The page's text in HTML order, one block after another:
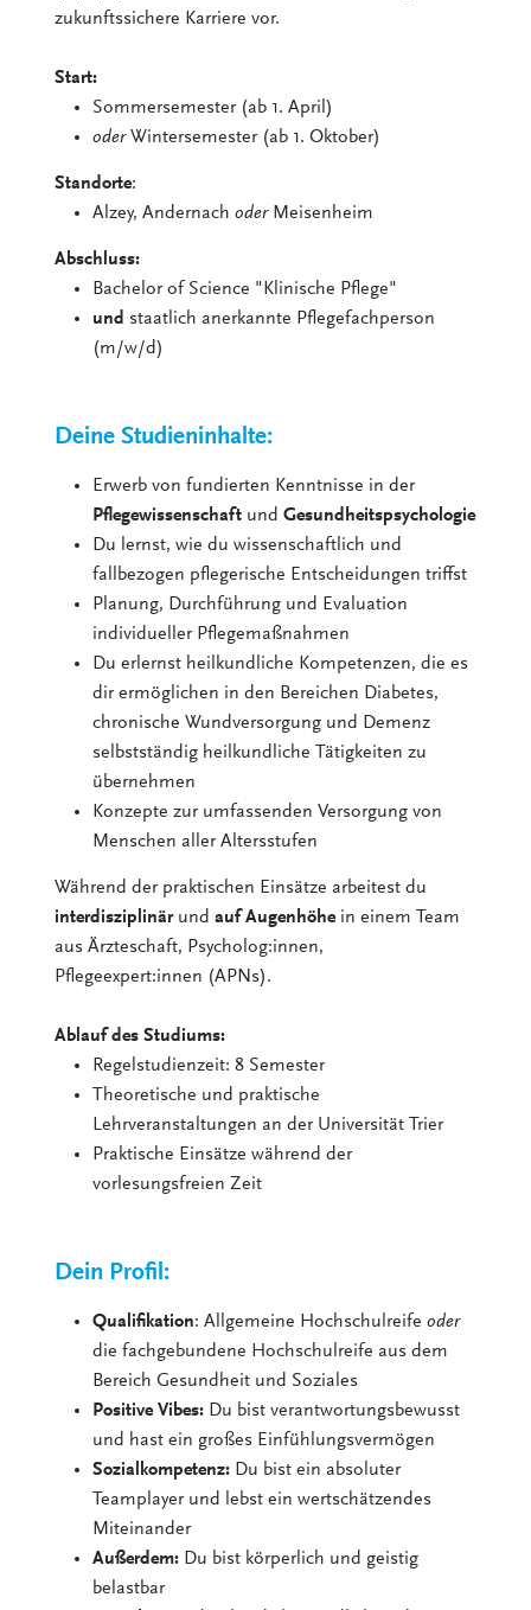
zukunftssichere Karriere vor.
Start:
Sommersemester (ab 1. April)
oderWintersemester (ab 1. Oktober)
Standorte:
Alzey, Andernachoder Meisenheim
Abschluss:
Bachelor of Science "Klinische Pflege"
und staatlich anerkannte Pflegefachperson
(m/w/d)
Deine Studieninhalte:
Erwerb von fundierten Kenntnisse in der
Pflegewissenschaft undGesundheitspsychologie
Du lernst, wie du wissenschaftlich und
fallbezogen pflegerische Entscheidungen triffst
Planung, Durchführung und Evaluation
individueller Pflegemaßnahmen
Du erlernst heilkundliche Kompetenzen, die es
dir ermöglichen in den Bereichen Diabetes,
chronische Wundversorgung und Demenz
selbstständig heilkundliche Tätigkeiten zu
übernehmen
Konzepte zur umfassenden Versorgung von
Menschen aller Altersstufen
Während der praktischen Einsätze arbeitest du
interdisziplinär undauf Augenhöhein einem Team
aus Ärzteschaft, Psycholog:innen,
Pflegeexpert:innen (APNs).
Ablauf des Studiums:
Regelstudienzeit: 8 Semester
Theoretische und praktische
Lehrveranstaltungen an der Universität Trier
Praktische Einsätze während der
vorlesungsfreien Zeit
Dein Profil:
Qualifikation: Allgemeine Hochschulreifeoder
die fachgebundene Hochschulreife aus dem
Bereich Gesundheit und Soziales
Positive Vibes: Du bist verantwortungsbewusst
und hast ein großes Einfühlungsvermögen
Sozialkompetenz: Du bist ein absoluter
Teamplayer und lebst ein wertschätzendes
Miteinander
Außerdem: Du bist körperlich und geistig
belastbar